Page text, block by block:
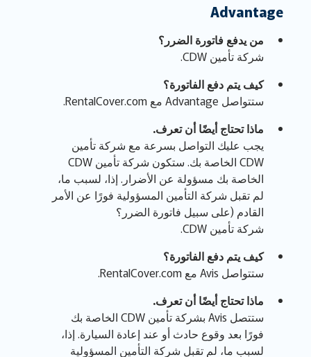
Advantage
من يدفع فاتورة الضرر؟
شركة تأمين CDW.
كيف يتم دفع الفاتورة؟
ستتواصل Advantage مع RentalCover.com.
ماذا تحتاج أيضًا أن تعرف.
يجب عليك التواصل بسرعة مع شركة تأمين
CDW الخاصة بك. ستكون شركة تأمين CDW
الخاصة بك مسؤولة عن الأضرار. إذا، لسبب ما،
لم تقبل شركة التأمين المسؤولية فورًا عن الأمر
القادم (على سبيل فاتورة الضرر؟
شركة تأمين CDW.
كيف يتم دفع الفاتورة؟
ستتواصل Avis مع RentalCover.com.
ماذا تحتاج أيضًا أن تعرف.
ستتصل Avis بشركة تأمين CDW الخاصة بك
فورًا بعد وقوع حادث أو عند إعادة السيارة. إذا،
لسبب ما، لم تقبل شركة التأمين المسؤولية